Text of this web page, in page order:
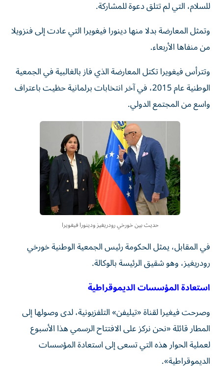
للسلام، التي لم تتلق دعوة للمشاركة.
وتمثل المعارضة بدلا منها دينورا فيغويرا التي عادت إلى فنزويلا
من منفاها الأربعاء.
وتترأس فيغويرا تكتل المعارضة الذي فاز بالغالبية في الجمعية
الوطنية عام 2015، في آخر انتخابات برلمانية حظيت باعتراف
واسع من المجتمع الدولي.
حديث بين خورخي رودريغيز ودينورا فيغويرا
في المقابل، يمثل الحكومة رئيس الجمعية الوطنية خورخي
رودريغيز، وهو شقيق الرئيسة بالوكالة.
استعادة المؤسسات الديموقراطية
وصرحت فيغيرا لقناة «تيليفن» التلفزيونية، لدى وصولها إلى
المطار قائلة «نحن نركز على الافتتاح الرسمي هذا الأسبوع
لعملية الحوار هذه التي تسعى إلى استعادة المؤسسات
الديموقراطية».